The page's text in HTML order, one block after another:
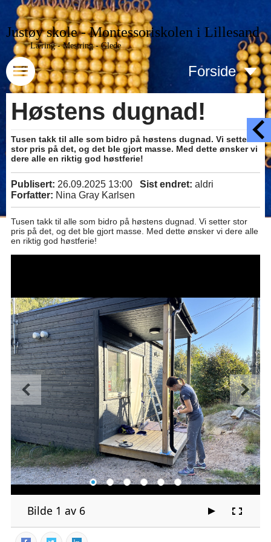
Justøy skole - Montessoriskolen i Lillesand
Læring - Mestring - Glede
Forside
Høstens dugnad!
Tusen takk til alle som bidro på høstens dugnad. Vi setter
stor pris på det, og det ble gjort masse. Med dette ønsker vi
dere alle en riktig god høstferie!
Publisert: 26.09.2025 13:00 Sist endret: aldri
Forfatter: Nina Gray Karlsen
Tusen takk til alle som bidro på høstens dugnad. Vi setter stor
pris på det, og det ble gjort masse. Med dette ønsker vi dere alle
en riktig god høstferie!
Bilde 1 av 6